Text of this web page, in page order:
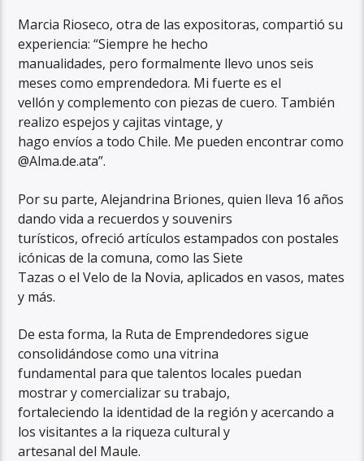
Marcia Rioseco, otra de las expositoras, compartió su
experiencia: “Siempre he hecho
manualidades, pero formalmente llevo unos seis
meses como emprendedora. Mi fuerte es el
vellón y complemento con piezas de cuero. También
realizo espejos y cajitas vintage, y
hago envíos a todo Chile. Me pueden encontrar como
@Alma.de.ata”.
Por su parte, Alejandrina Briones, quien lleva 16 años
dando vida a recuerdos y souvenirs
turísticos, ofreció artículos estampados con postales
icónicas de la comuna, como las Siete
Tazas o el Velo de la Novia, aplicados en vasos, mates
y más.
De esta forma, la Ruta de Emprendedores sigue
consolidándose como una vitrina
fundamental para que talentos locales puedan
mostrar y comercializar su trabajo,
fortaleciendo la identidad de la región y acercando a
los visitantes a la riqueza cultural y
artesanal del Maule.